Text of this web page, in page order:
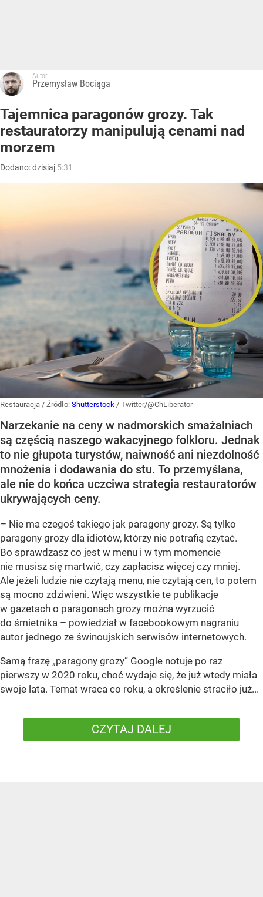
Autor:
Przemysław Bociąga
Tajemnica paragonów grozy. Tak
restauratorzy manipulują cenami nad
morzem
Dodano:dzisiaj 5:31
Restauracja / Źródło: Shutterstock / Twitter/@ChLiberator
Narzekanie na ceny w nadmorskich smażalniach
są częścią naszego wakacyjnego folkloru. Jednak
to nie głupota turystów, naiwność ani niezdolność
mnożenia i dodawania do stu. To przemyślana,
ale nie do końca uczciwa strategia restauratorów
ukrywających ceny.
– Nie ma czegoś takiego jak paragony grozy. Są tylko
paragony grozy dla idiotów, którzy nie potrafią czytać.
Bo sprawdzasz co jest w menu i w tym momencie
nie musisz się martwić, czy zapłacisz więcej czy mniej.
Ale jeżeli ludzie nie czytają menu, nie czytają cen, to potem
są mocno zdziwieni. Więc wszystkie te publikacje
w gazetach o paragonach grozy można wyrzucić
do śmietnika – powiedział w facebookowym nagraniu
autor jednego ze świnoujskich serwisów internetowych.
Samą frazę „paragony grozy” Google notuje po raz
pierwszy w 2020 roku, choć wydaje się, że już wtedy miała
swoje lata. Temat wraca co roku, a określenie straciło już...
CZYTAJ DALEJ